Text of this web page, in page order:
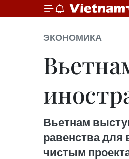
ЭКОНОМИКА
Вьетнам
равенства для
чистым